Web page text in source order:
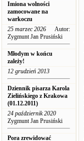
Imiona wolności
zamocowane na
warkoczu
25 marzec 2026 Autor:
Zygmunt Jan Prusiński
Młodym w końcu
zależy!
12 grudzień 2013
Dziennik pisarza Karola
Zielińskiego z Krakowa
(01.12.2011)
24 październik 2020
Zygmunt Jan Prusiński
Pora zrewidować